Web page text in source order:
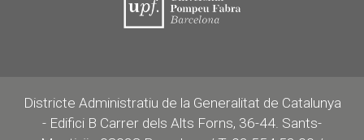
Districte Administratiu de la Generalitat de Catalunya
- Edifici B Carrer dels Alts Forns, 36-44. Sants-